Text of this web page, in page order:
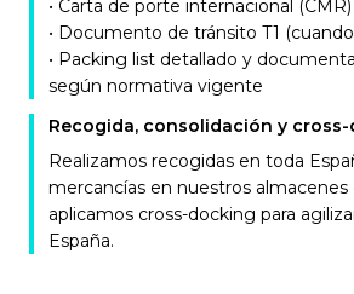
• Carta de porte internacional (CMR)
• Documento de tránsito T1
• Packing list detallado y
según normativa vigente
Recogida, consolidación y
Realizamos recogidas en toda
mercancías en nuestros
aplicamos cross-docking para
España.